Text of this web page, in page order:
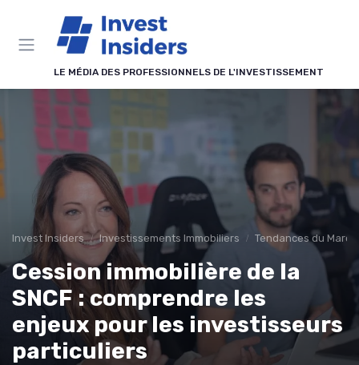
LE MÉDIA DES PROFESSIONNELS DE L'INVESTISSEMENT
Invest Insiders Investissements Immobiliers Tendances du
Cession immobilière de la
SNCF : comprendre les
enjeux pour les investisseurs
particuliers